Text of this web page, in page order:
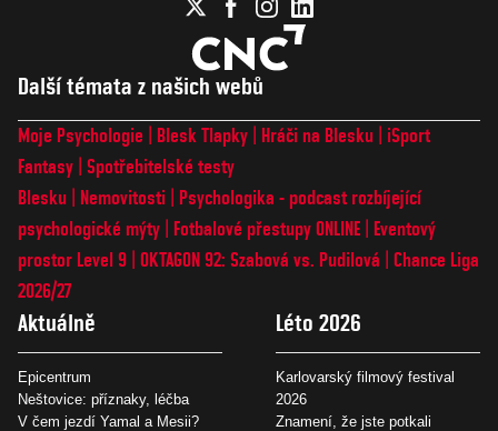
Další témata z našich webů
Moje Psychologie Blesk Tlapky Hráči na Blesku
iSport
Fantasy Spotřebitelské testy
Blesku
Nemovitosti
Psychologika - podcast rozbíjející
psychologické mýty
Fotbalové přestupy ONLINE
Eventový
prostor Level 9 OKTAGON 92: Szabová vs. Pudilová
Chance Liga
2026/27
Aktuálně
Epicentrum
Neštovice: příznaky, léčba
V čem jezdí Yamal a Mesii?
Léto 2026
Karlovarský filmový festival
2026
Znamení, že jste potkali